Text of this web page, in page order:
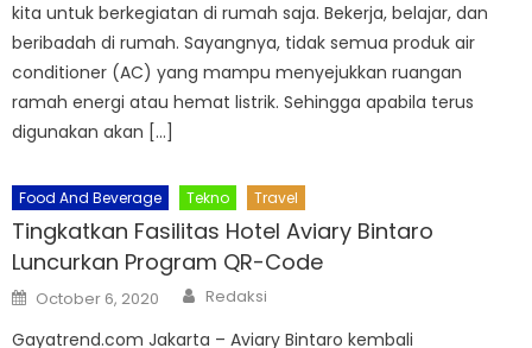
kita untuk berkegiatan di rumah saja. Bekerja, belajar, dan
beribadah di rumah. Sayangnya, tidak semua produk air
conditioner (AC) yang mampu menyejukkan ruangan
ramah energi atau hemat listrik. Sehingga apabila terus
digunakan akan […]
Food And Beverage Tekno Travel
Tingkatkan Fasilitas Hotel Aviary Bintaro
Luncurkan Program QR-Code
Posted
on
October 6, 2020 Author
Redaksi
Gayatrend.com Jakarta – Aviary Bintaro kembali